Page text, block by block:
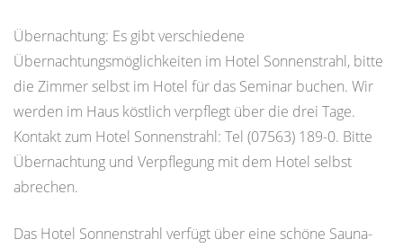
Übernachtung: Es gibt verschiedene
Übernachtungsmöglichkeiten im Hotel Sonnenstrahl, bitte
die Zimmer selbst im Hotel für das Seminar buchen. Wir
werden im Haus köstlich verpflegt über die drei Tage.
Kontakt zum Hotel Sonnenstrahl: Tel (07563) 189-0. Bitte
Übernachtung und Verpflegung mit dem Hotel selbst
abrechen.
Das Hotel Sonnenstrahl verfügt über eine schöne Sauna-